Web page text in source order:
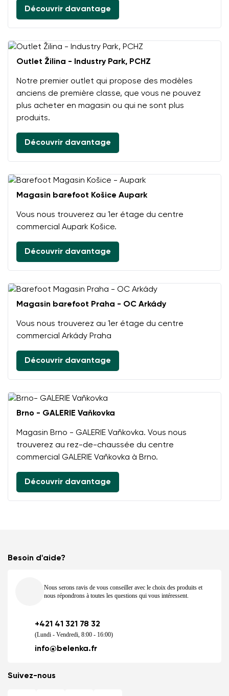
Changer de région
Choisissez le pays de livraison
Découvrir davantage
Outlet Žilina - Industry Park, PCHZ
Notre premier outlet qui propose des modèles
anciens de première classe, que vous ne pouvez
plus acheter en magasin ou qui ne sont plus
produits.
Découvrir davantage
Magasin barefoot Košice Aupark
Vous nous trouverez au 1er étage du centre
commercial Aupark Košice.
Découvrir davantage
Magasin barefoot Praha - OC Arkády
Vous nous trouverez au 1er étage du centre
commercial Arkády Praha
Découvrir davantage
Brno - GALERIE Vaňkovka
Magasin Brno - GALERIE Vaňkovka. Vous nous
trouverez au rez-de-chaussée du centre
commercial GALERIE Vaňkovka à Brno.
Découvrir davantage
Besoin d'aide?
Nous serons ravis de vous conseiller avec le choix des produits et
nous répondrons à toutes les questions qui vous intéressent.
+421 41 321 78 32
(Lundi - Vendredi, 8:00 - 16:00)
info@belenka.fr
Suivez-nous